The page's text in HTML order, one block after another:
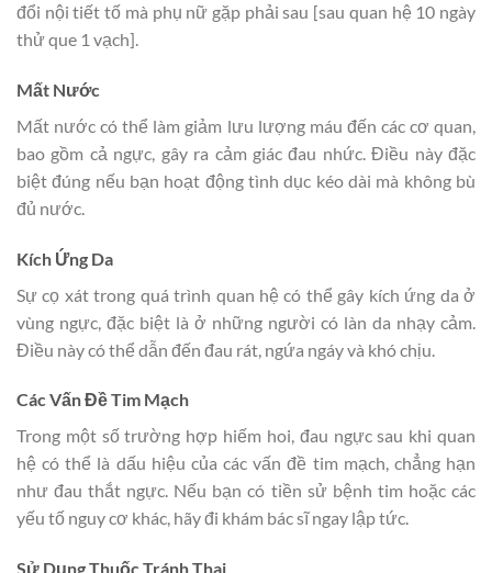
đổi nội tiết tố mà phụ nữ gặp phải sau [sau quan hệ 10 ngày
thử que 1 vạch].
Mất Nước
Mất nước có thể làm giảm lưu lượng máu đến các cơ quan,
bao gồm cả ngực, gây ra cảm giác đau nhức. Điều này đặc
biệt đúng nếu bạn hoạt động tình dục kéo dài mà không bù
đủ nước.
Kích Ứng Da
Sự cọ xát trong quá trình quan hệ có thể gây kích ứng da ở
vùng ngực, đặc biệt là ở những người có làn da nhạy cảm.
Điều này có thể dẫn đến đau rát, ngứa ngáy và khó chịu.
Các Vấn Đề Tim Mạch
Trong một số trường hợp hiếm hoi, đau ngực sau khi quan
hệ có thể là dấu hiệu của các vấn đề tim mạch, chẳng hạn
như đau thắt ngực. Nếu bạn có tiền sử bệnh tim hoặc các
yếu tố nguy cơ khác, hãy đi khám bác sĩ ngay lập tức.
Sử Dụng Thuốc Tránh Thai